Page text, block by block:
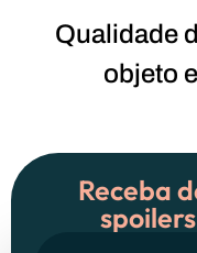
Qualidade
objeto
Receba